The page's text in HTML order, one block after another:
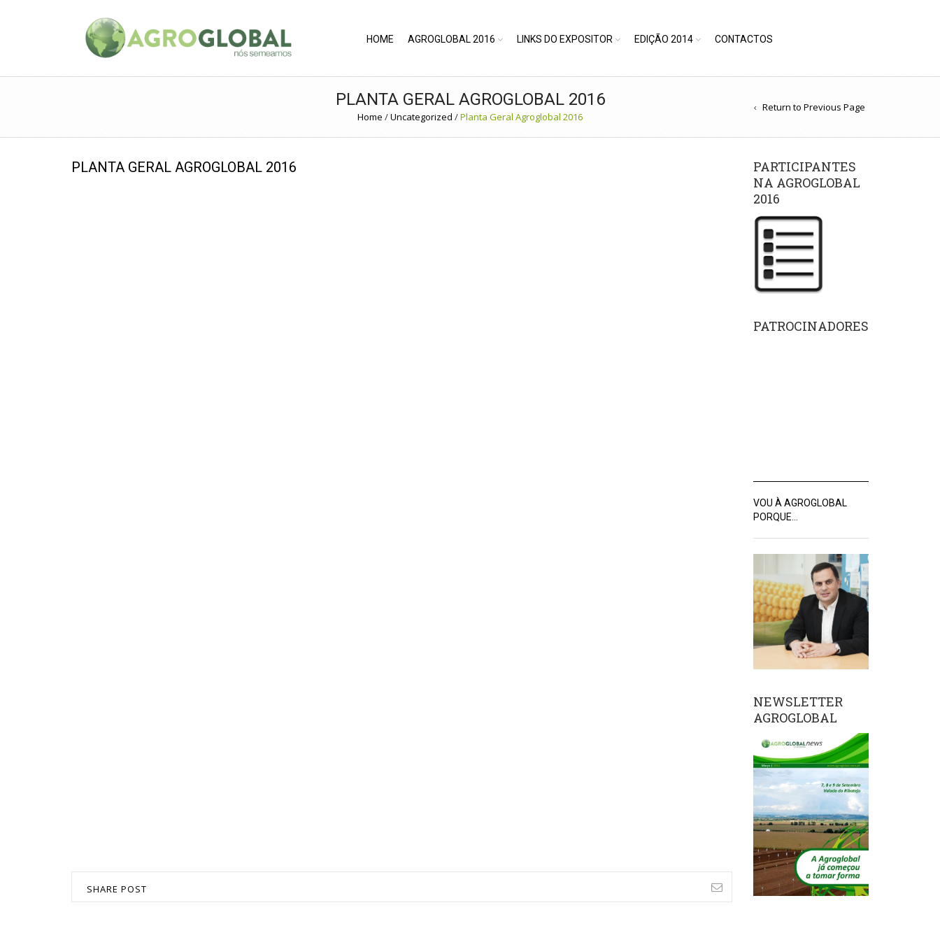
HOME AGROGLOBAL 2016 LINKS DO EXPOSITOR EDIÇÃO 2014 CONTACTOS
PLANTA GERAL AGROGLOBAL 2016
Home /Uncategorized /Planta Geral Agroglobal 2016
Return to Previous Page
PLANTA GERAL AGROGLOBAL 2016
SHARE POST
PARTICIPANTES
NA AGROGLOBAL
2016
PATROCINADORES
VOU À AGROGLOBAL
PORQUE…
NEWSLETTER
AGROGLOBAL